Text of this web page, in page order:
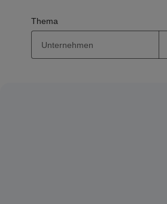
Thema
Unternehmen